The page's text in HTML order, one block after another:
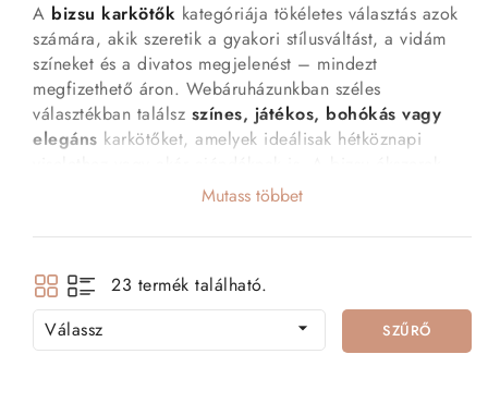
A bizsu karkötők kategóriája tökéletes választás azok
számára, akik szeretik a gyakori stílusváltást, a vidám
színeket és a divatos megjelenést – mindezt
megfizethető áron. Webáruházunkban széles
választékban találsz színes, játékos, bohókás vagy
elegáns karkötőket, amelyek ideálisak hétköznapi
lehetővé teszik, hogy mindig az aktuális hangulatodhoz
Miért válaszd a bizsu karkötőket?
Kedvező ár– Már néhány ezer forintért stílusos
ékszerekhez juthatsz.
Folyamatosan frissülő kínálat– Új trendek, új
Mutass többet
23 termék található.
Válassz
 SZŰRŐ